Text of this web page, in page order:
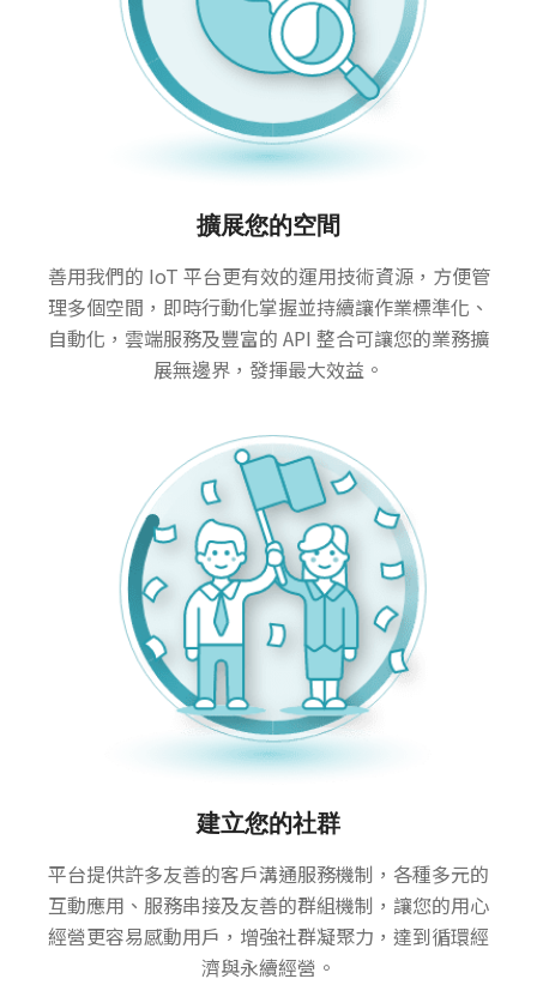
擴展您的空間
善用我們的 IoT 平台更有效的運用技術資源，方便管
理多個空間，即時行動化掌握並持續讓作業標準化、
自動化，雲端服務及豐富的 API 整合可讓您的業務擴
展無邊界，發揮最大效益。
建立您的社群
平台提供許多友善的客戶溝通服務機制，各種多元的
互動應用、服務串接及友善的群組機制，讓您的用心
經營更容易感動用戶，增強社群凝聚力，達到循環經
濟與永續經營。